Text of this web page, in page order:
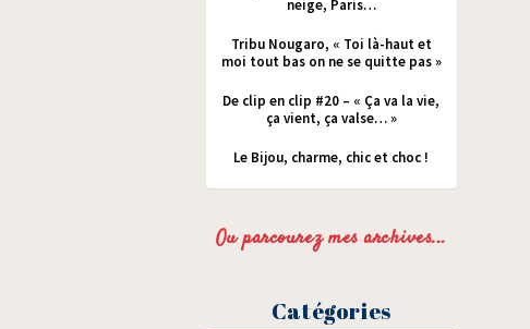
neige, Paris…
Tribu Nougaro, « Toi là-haut et
moi tout bas on ne se quitte pas »
De clip en clip #20 – « Ça va la vie,
ça vient, ça valse… »
Le Bijou, charme, chic et choc !
Ou parcourez mes archives...
Catégories